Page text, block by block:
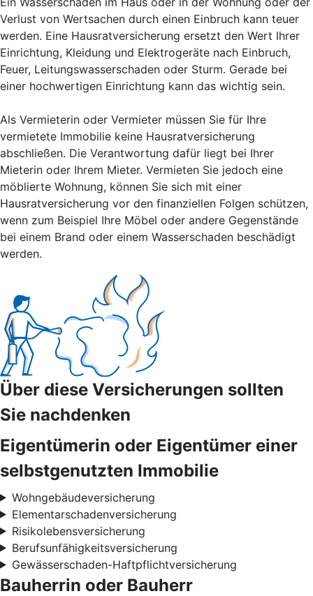
Verlust von Wertsachen durch einen Einbruch kann teuer
werden. Eine Hausratversicherung ersetzt den Wert Ihrer
Einrichtung, Kleidung und Elektrogeräte nach Einbruch,
Feuer, Leitungswasserschaden oder Sturm. Gerade bei
einer hochwertigen Einrichtung kann das wichtig sein.
Als Vermieterin oder Vermieter müssen Sie für Ihre
vermietete Immobilie keine Hausratversicherung
abschließen. Die Verantwortung dafür liegt bei Ihrer
Mieterin oder Ihrem Mieter. Vermieten Sie jedoch eine
möblierte Wohnung, können Sie sich mit einer
Hausratversicherung vor den finanziellen Folgen schützen,
wenn zum Beispiel Ihre Möbel oder andere Gegenstände
bei einem Brand oder einem Wasserschaden beschädigt
werden.
Über diese Versicherungen sollten
Sie nachdenken
Eigentümerin oder Eigentümer einer
selbstgenutzten Immobilie
Wohngebäudeversicherung
Elementarschadenversicherung
Risikolebensversicherung
Berufsunfähigkeitsversicherung
Gewässerschaden-Haftpflichtversicherung
Bauherrin oder Bauherr